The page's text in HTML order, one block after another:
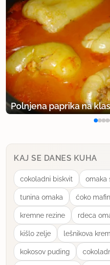
lp
uporabno
Didica
član od 2013 92 sporočil
17.8.2015 ob 17:58
Zgleda, da je tudi pri
uporabno
Polnjena paprika na
KAJ SE DANES KUHA
cokoladni biskvit omaka
tunina omaka ćoko
kremne rezine rdeca
kišlo zelje lešnikova
kokosov puding